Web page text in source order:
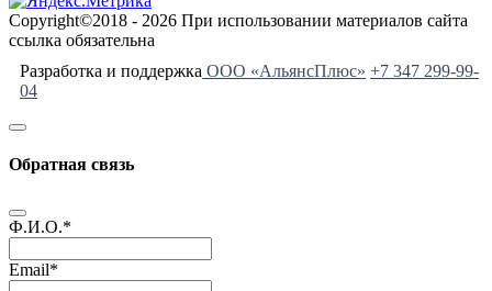
Copyright©2018 - 2026 При использовании материалов сайта
ссылка обязательна
Разработка и поддержка ООО «АльянсПлюс» +7 347 299-99-
04
Обратная связь
Ф.И.О.*
Email*